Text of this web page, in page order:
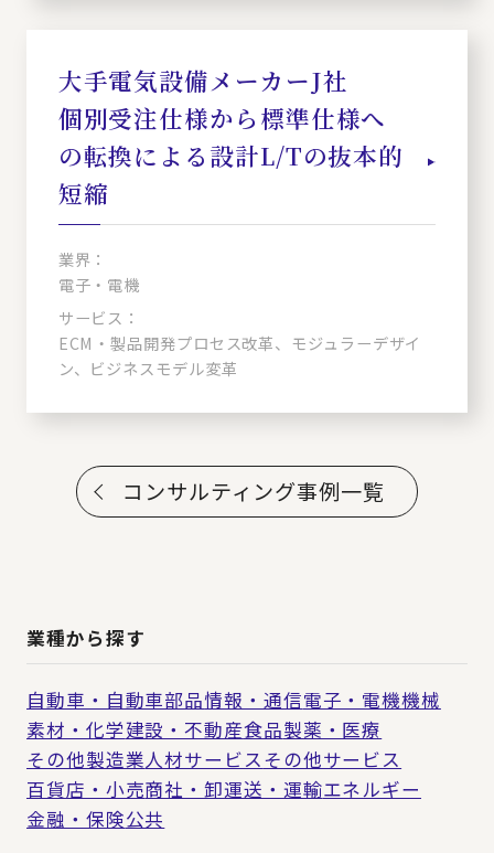
大手電気設備メーカーJ社
個別受注仕様から標準仕様へ
の転換による設計L/Tの抜本的
短縮
業界：
電子・電機
サービス：
ECM・製品開発プロセス改革、モジュラーデザイ
ン、ビジネスモデル変革
コンサルティング事例一覧
業種から探す
自動車・自動車部品情報・通信電子・電機機械
素材・化学建設・不動産食品製薬・医療
その他製造業人材サービスその他サービス
百貨店・小売商社・卸運送・運輸エネルギー
金融・保険公共